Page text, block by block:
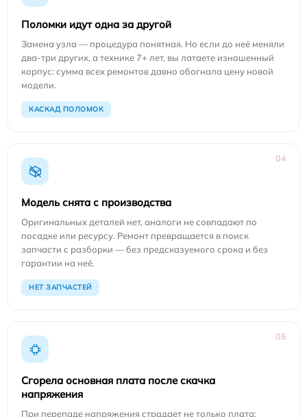
Поломки идут одна за другой
Замена узла — процедура понятная. Но если до неё меняли
два-три других, а технике 7+ лет, вы латаете изношенный
корпус: сумма всех ремонтов давно обогнала цену новой
модели.
КАСКАД ПОЛОМОК
04
Модель снята с производства
Оригинальных деталей нет, аналоги не совпадают по
посадке или ресурсу. Ремонт превращается в поиск
запчасти с разборки — без предсказуемого срока и без
гарантии на неё.
НЕТ ЗАПЧАСТЕЙ
05
Сгорела основная плата после скачка
напряжения
При перепаде напряжения страдает не только плата: